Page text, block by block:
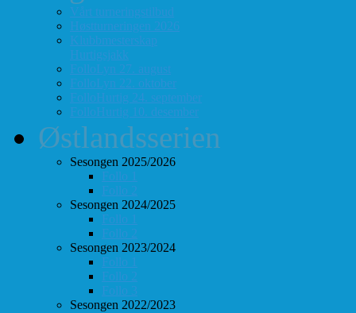
Vårt turneringstilbud
Høstturneringen 2026
Klubbmesterskap
Hurtigsjakk
FolloLyn 27. august
FolloLyn 22. oktober
FolloHurtig 24. september
FolloHurtig 10. desember
Østlandsserien
Sesongen 2025/2026
Follo 1
Follo 2
Sesongen 2024/2025
Follo 1
Follo 2
Sesongen 2023/2024
Follo 1
Follo 2
Follo 3
Sesongen 2022/2023